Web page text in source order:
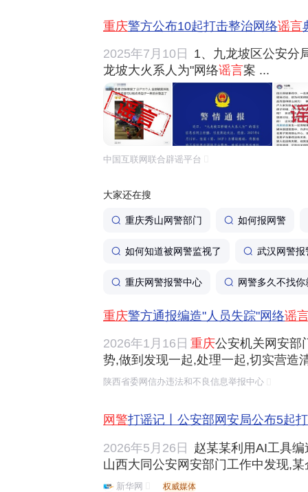
重庆警方公布10起打击整治网络谣言
2025年7月10日
1、九龙坡区公安分
龙坡大火系人为"网络谣言 案 ...
中国互联网联合辟谣平台
大家还在搜
重庆秀山网警部门 如何报网警
如何知道被网警监视了 武汉网警报
重庆网警报警中心 网警多久不找你
重庆警方通报编造"人员失踪"网络谣
2026年1月16日 重庆公安机关网安部
势,做到发现一起,处理一起,切实营造
一批编造"人员失踪"谣言的案件,现通
陕西省委网信办违法和不良信息举报中心
网警打谣记丨公安部网安局公布5起
2026年5月26日
赵某某利用AI工具
山西大同公安网安部门工作中发现,
谣称"有一车间内发生爆炸,现场有一
新华网 权威媒体